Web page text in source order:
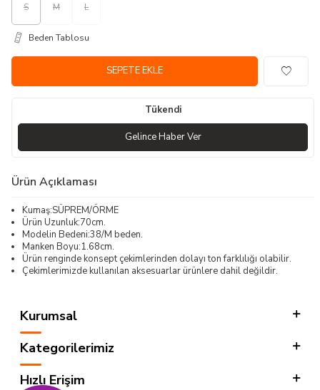
S M L
Beden Tablosu
SEPETE EKLE
Tükendi
Gelince Haber Ver
Ürün Açıklaması
Kumaş:SÜPREM/ÖRME
Ürün Uzunluk:70cm.
Modelin Bedeni:38/M beden.
Manken Boyu:1.68cm.
Ürün renginde konsept çekimlerinden dolayı ton farklılığı olabilir.
Çekimlerimizde kullanılan aksesuarlar ürünlere dahil değildir.
Kurumsal
Kategorilerimiz
Hızlı Erişim